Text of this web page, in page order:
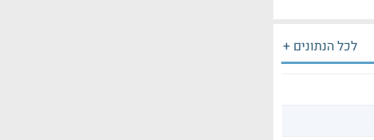
לכל הנתונים +